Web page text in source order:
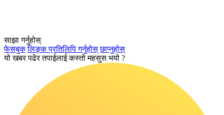
साझा गर्नुहोस्
फेसबुक लिङ्क प्रतिलिपि गर्नुहोस् छाप्नुहोस्
यो खबर पढेर तपाईलाई कस्तो महसुस भयो ?